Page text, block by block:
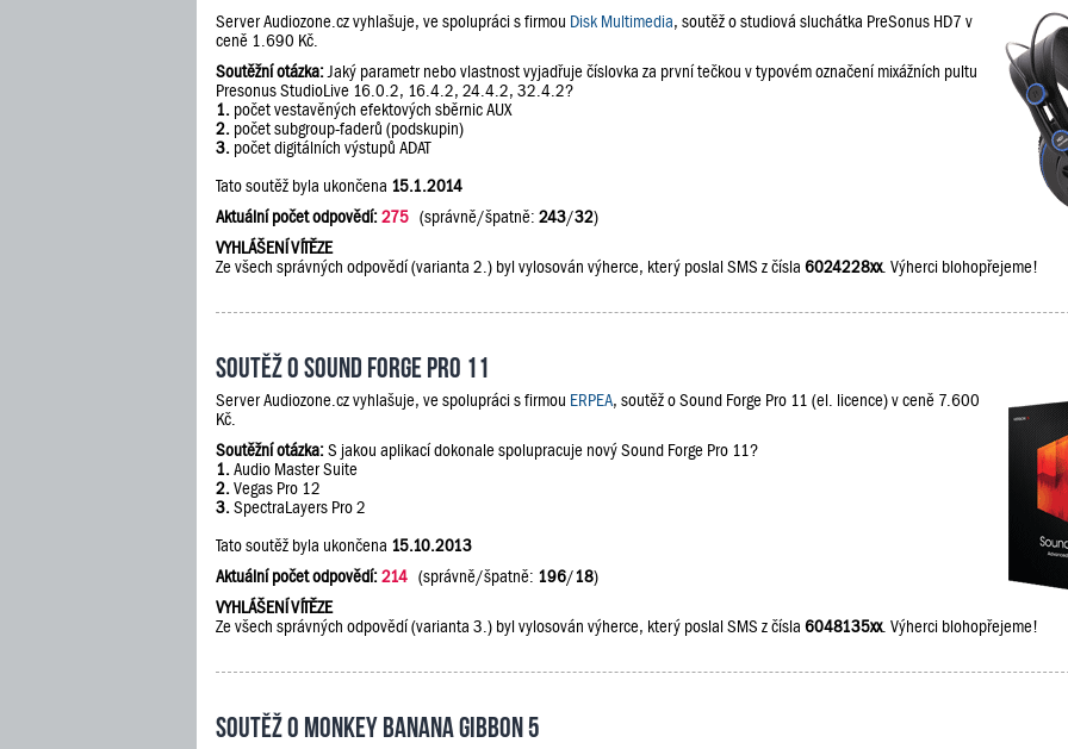
Server Audiozone.cz vyhlašuje, ve spolupráci s firmou Disk Multimedia, soutěž o studiová sluchátka PreSonus HD7 v
ceně 1.690 Kč.
Soutěžní otázka: Jaký parametr nebo vlastnost vyjadřuje číslovka za první tečkou v typovém označení mixážních pultu
Presonus StudioLive 16.0.2, 16.4.2, 24.4.2, 32.4.2?
1. počet vestavěných efektových sběrnic AUX
2. počet subgroup-faderů (podskupin)
3. počet digitálních výstupů ADAT
Tato soutěž byla ukončena 15.1.2014
Aktuální počet odpovědí:275 (správně/špatně: 243/32)
VYHLÁŠENÍ VÍTĚZE
Ze všech správných odpovědí (varianta 2.) byl vylosován výherce, který poslal SMS z čísla 6024228xx. Výherci blohopřejeme!
Soutěž o Sound Forge Pro 11
Server Audiozone.cz vyhlašuje, ve spolupráci s firmou ERPEA, soutěž o Sound Forge Pro 11 (el. licence) v ceně 7.600
Kč.
Soutěžní otázka:S jakou aplikací dokonale spolupracuje nový Sound Forge Pro 11?
1.Audio Master Suite
2.Vegas Pro 12
3.SpectraLayers Pro 2
Tato soutěž byla ukončena 15.10.2013
Aktuální počet odpovědí:214 (správně/špatně: 196/18)
VYHLÁŠENÍ VÍTĚZE
Ze všech správných odpovědí (varianta 3.) byl vylosován výherce, který poslal SMS z čísla 6048135xx. Výherci blohopřejeme!
Soutěž o Monkey Banana Gibbon 5